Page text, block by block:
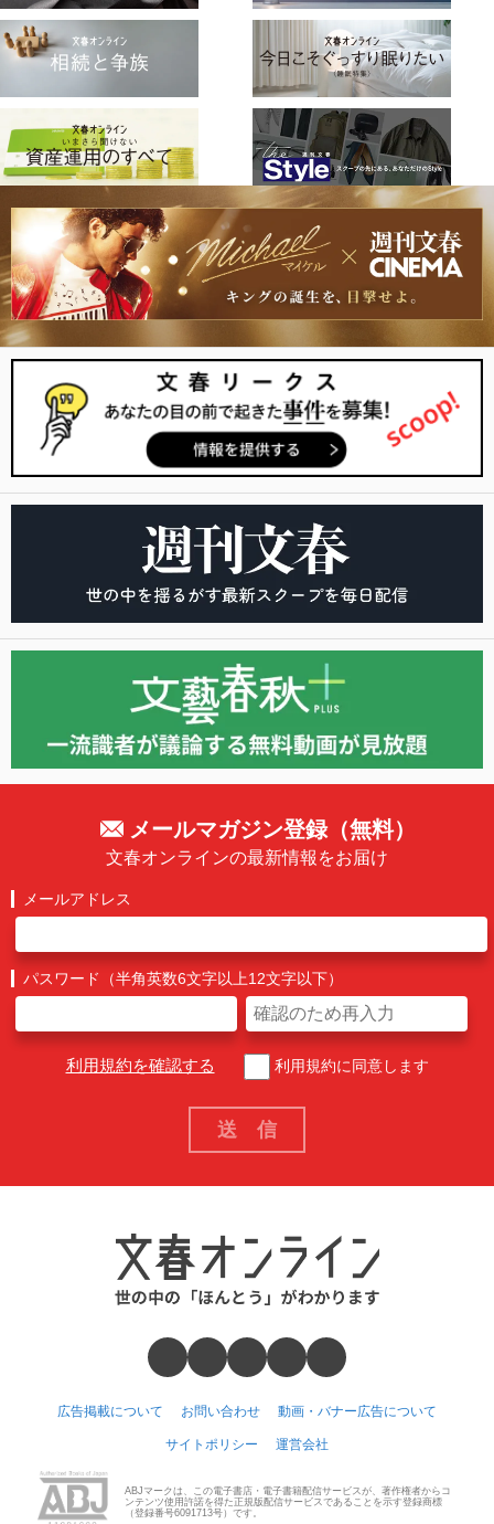
メールマガジン登録（無料）
文春オンラインの最新情報をお届け
メールアドレス
パスワード（半角英数6文字以上12文字以下）
利用規約を確認する 利用規約に同意します
広告掲載について お問い合わせ 動画・バナー広告について
サイトポリシー 運営会社
ABJマークは、この電子書店・電子書籍配信サービスが、著作権者からコ
ンテンツ使用許諾を得た正規版配信サービスであることを示す登録商標
（登録番号6091713号）です。